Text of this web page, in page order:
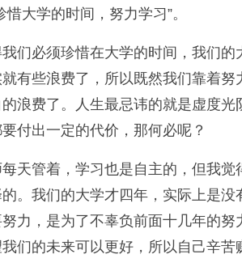
大学的时间，努力学习”。
们必须珍惜在大学的时间，我们
有些浪费了，所以既然我们靠着努
浪费了。人生最忌讳的就是虚度
付出一定的代价，那何必呢？
天管着，学习也是自主的，但我
。我们的大学才四年，实际上是没
力，是为了不辜负前面十几年的努
们的未来可以更好，所以自己辛